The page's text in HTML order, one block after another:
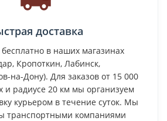
доставка
в наших магазинах
Кропоткин, Лабинск,
на-Дону). Для заказов от 15 000
и радиусе 20 км мы организуем
курьером в течение суток. Мы
транспортными компаниями